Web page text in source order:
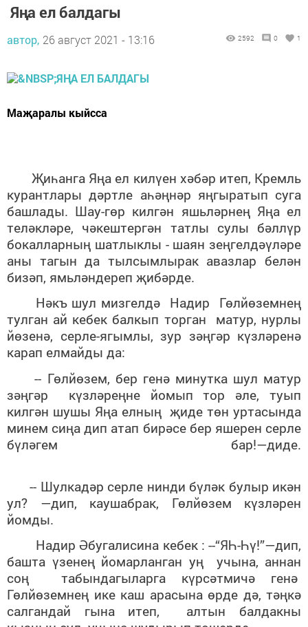
Яңа ел балдагы
автор, 26 август 2021 - 13:16 2592 0 1
Маҗаралы кыйсса
Җиһанга Яңа ел килүен хәбәр итеп, Кремль
курантлары дәртле аһәңнәр яңгыратып суга
башлады. Шау-гөр килгән яшьләрнең Яңа ел
теләкләре, чәкештергән татлы сулы бәллүр
бокалларның шатлыклы - шаян зеңгелдәүләре
аны тагын да тылсымлырак авазлар белән
бизәп, ямьләндереп җибәрде.
Нәкъ шул мизгелдә Надир Гөлйөземнең
тулган ай кебек балкып торган матур, нурлы
йөзенә, серле-ягымлы, зур зәңгәр күзләренә
карап елмайды да:
-- Гөлйөзем, бер генә минутка шул матур
зәңгәр күзләреңне йомып тор әле, туып
килгән шушы Яңа елның җиде төн уртасында
минем сиңа дип атап бирәсе бер яшерен серле
бүләгем бар!—диде.
-- Шулкадәр серле нинди бүләк булыр икән
ул? —дип, каушабрак, Гөлйөзем күзләрен
йомды.
Надир Әбугалисина кебек : --“ЯҺ-Һү!”—дип,
башта үзенең йомарланган уң учына, аннан
соң
табындагыларга күрсәтмичә генә
Гөлйөземнең ике каш арасына өрде дә, тәңкә
салгандай гына итеп, алтын балдакны